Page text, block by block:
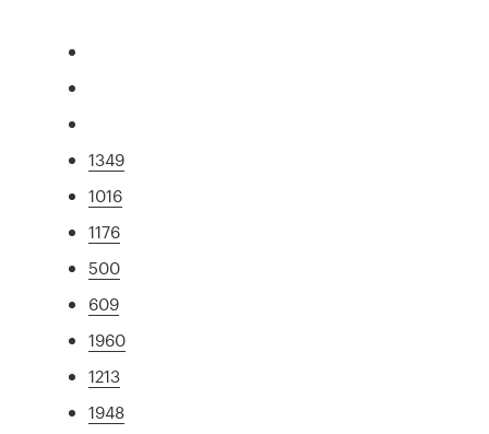
1349
1016
1176
500
609
1960
1213
1948